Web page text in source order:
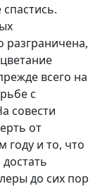
разграничена,
всего на
с
совести
от
году и то, что
до сих пор